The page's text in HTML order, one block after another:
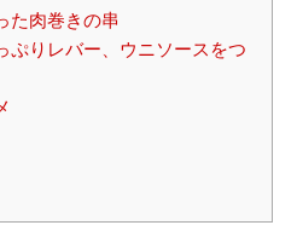
た肉巻きの串
ぷりレバー、ウニソースをつ